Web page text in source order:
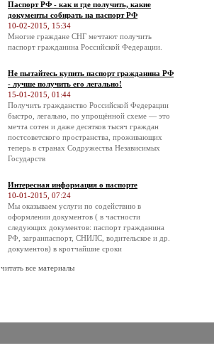
Паспорт РФ - как и где получить, какие
документы собирать на паспорт РФ
10-02-2015, 15:34
Многие граждане СНГ мечтают получить
паспорт гражданина Российской Федерации.
Не пытайтесь купить паспорт гражданина РФ
- лучше получить его легально!
15-01-2015, 01:44
Получить гражданство Российской Федерации
быстро, легально, по упрощённой схеме — это
мечта сотен и даже десятков тысяч граждан
постсоветского пространства, проживающих
теперь в странах Содружества Независимых
Государств
Интересная информация о паспорте
10-01-2015, 07:24
Мы оказываем услуги по содействию в
оформлении документов ( в частности
следующих документов: паспорт гражданина
РФ, загранпаспорт, СНИЛС, водительское и др.
документов) в кротчайшие сроки
читать все материалы